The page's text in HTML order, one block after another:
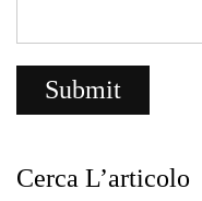
Cerca L’articolo